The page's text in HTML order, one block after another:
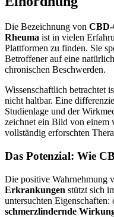
Die Bezeichnung von CBD-
Rheuma ist in vielen
Plattformen zu finden. Sie
Betroffener auf eine
chronischen Beschwerden.
Wissenschaftlich betrachtet
nicht haltbar. Eine
Studienlage und der
zeichnet ein Bild von einem
vollständig erforschten
Das Potenzial: Wie
Die positive Wahrnehmung
Erkrankungen stützt sich
untersuchten Eigenschaften:
schmerzlindernde